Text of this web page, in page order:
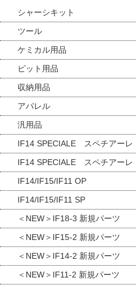
シャーシキット
ツール
ケミカル用品
ピット用品
収納用品
アパレル
汎用品
IF14 SPECIALE スペチアー
IF14 SPECIALE スペチアー
IF14/IF15/IF11 OP
IF14/IF15/IF11 SP
＜NEW＞IF18-3 新規パーツ
＜NEW＞IF15-2 新規パーツ
＜NEW＞IF14-2 新規パーツ
＜NEW＞IF11-2 新規パーツ